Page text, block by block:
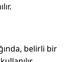
belirli bir